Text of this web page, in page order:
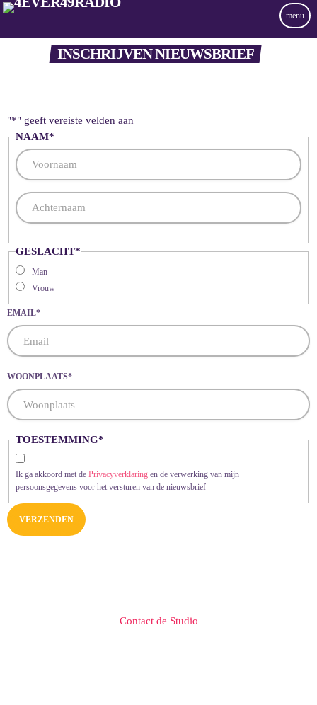
menu
INSCHRIJVEN NIEUWSBRIEF
"*" geeft vereiste velden aan
NAAM*
GESLACHT*
Man
Vrouw
EMAIL*
WOONPLAATS*
TOESTEMMING*
Ik ga akkoord met dePrivacyverklaring en de verwerking van mijn
persoonsgegevens voor het versturen van de nieuwsbrief
VERZENDEN
Contact de Studio